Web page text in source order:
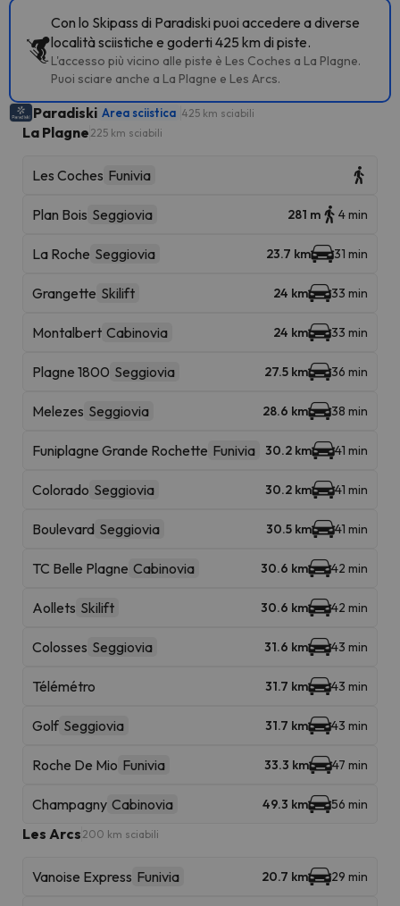
Con lo Skipass di Paradiski puoi accedere a diverse
località sciistiche e goderti 425 km di piste.
L'accesso più vicino alle piste è Les Coches a La Plagne.
Puoi sciare anche a La Plagne e Les Arcs.
Paradiski Area sciistica 425 km sciabili
La Plagne 225 km sciabili
Les Coches Funivia
Plan Bois Seggiovia 281 m 4 min
La Roche Seggiovia 23.7 km 31 min
Grangette Skilift 24 km 33 min
Montalbert Cabinovia 24 km 33 min
Plagne 1800 Seggiovia 27.5 km 36 min
Melezes Seggiovia 28.6 km 38 min
Funiplagne Grande Rochette Funivia 30.2 km 41 min
Colorado Seggiovia 30.2 km 41 min
Boulevard Seggiovia 30.5 km 41 min
TC Belle Plagne Cabinovia 30.6 km 42 min
Aollets Skilift 30.6 km 42 min
Colosses Seggiovia 31.6 km 43 min
Télémétro 31.7 km 43 min
Golf Seggiovia 31.7 km 43 min
Roche De Mio Funivia 33.3 km 47 min
Champagny Cabinovia 49.3 km 56 min
Les Arcs 200 km sciabili
Vanoise Express Funivia 20.7 km 29 min